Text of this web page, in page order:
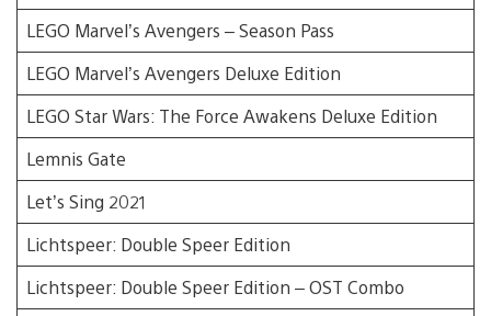
LEGO Marvel’s Avengers – Season Pass
LEGO Marvel’s Avengers Deluxe Edition
LEGO Star Wars: The Force Awakens Deluxe Edition
Lemnis Gate
Let’s Sing 2021
Lichtspeer: Double Speer Edition
Lichtspeer: Double Speer Edition – OST Combo